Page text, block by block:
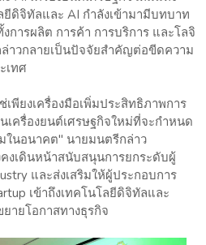
ดิจิทัลและ AI กำลังเข้ามามีบทบาท
การผลิต การค้า การบริการ และโลจิ
าวกลายเป็นปัจจัยสำคัญต่อขีดความ
เทศ
พียงเครื่องมือเพิ่มประสิทธิภาพการ
เครื่องยนต์เศรษฐกิจใหม่ที่จะกำหนด
นอนาคต" นายมนตรีกล่าว
งเดินหน้าสนับสนุนการยกระดับผู้
และส่งเสริมให้ผู้ประกอบการ
เข้าถึงเทคโนโลยีดิจิทัลและ
ายโอกาสทางธุรกิจ